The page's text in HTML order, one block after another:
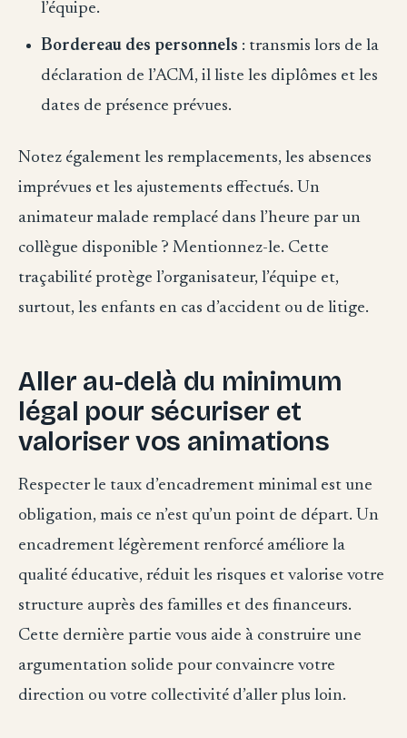
l’équipe.
Bordereau des personnels : transmis lors de la
déclaration de l’ACM, il liste les diplômes et les
dates de présence prévues.
Notez également les remplacements, les absences
imprévues et les ajustements effectués. Un
animateur malade remplacé dans l’heure par un
collègue disponible ? Mentionnez-le. Cette
traçabilité protège l’organisateur, l’équipe et,
surtout, les enfants en cas d’accident ou de litige.
Aller au-delà du minimum
légal pour sécuriser et
valoriser vos animations
Respecter le taux d’encadrement minimal est une
obligation, mais ce n’est qu’un point de départ. Un
encadrement légèrement renforcé améliore la
qualité éducative, réduit les risques et valorise votre
structure auprès des familles et des financeurs.
Cette dernière partie vous aide à construire une
argumentation solide pour convaincre votre
direction ou votre collectivité d’aller plus loin.